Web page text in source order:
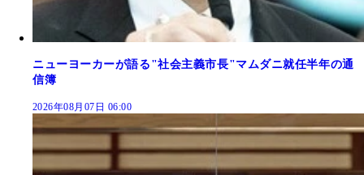
ニューヨーカーが語る"社会主義市長"マムダニ就任半年の通
信簿
2026年08月07日 06:00